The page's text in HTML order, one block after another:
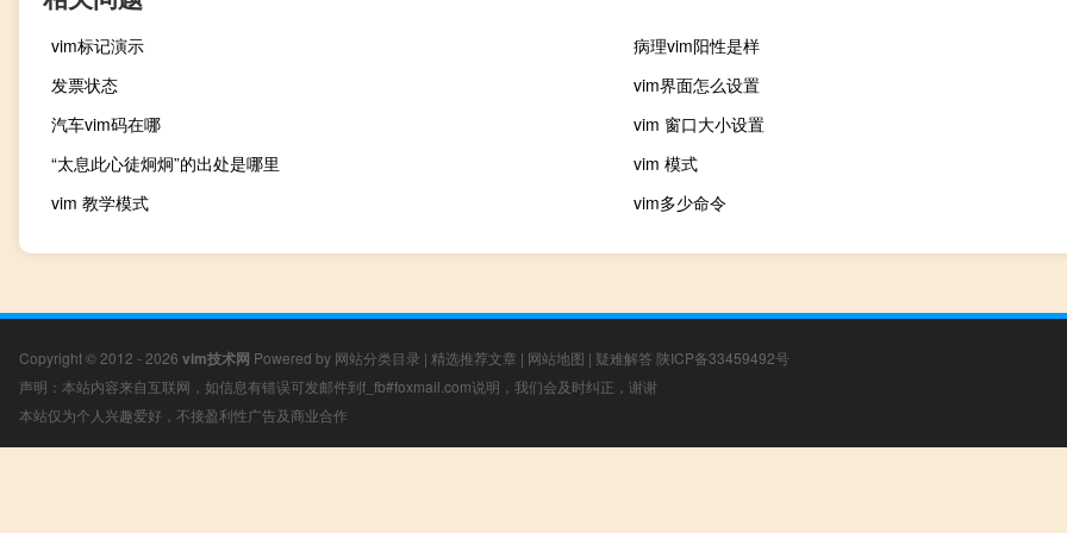
vim标记演示
病理vim阳性是样
发票状态
vim界面怎么设置
汽车vim码在哪
vim 窗口大小设置
“太息此心徒炯炯”的出处是哪里
vim 模式
vim 教学模式
vim多少命令
Copyright © 2012 - 2026 vim技术网 Powered by 网站分类目录 | 精选推荐文章 | 网站地图 | 疑难解答 陕ICP备33459492号
声明：本站内容来自互联网，如信息有错误可发邮件到f_fb#foxmail.com说明，我们会及时纠正，谢谢
本站仅为个人兴趣爱好，不接盈利性广告及商业合作